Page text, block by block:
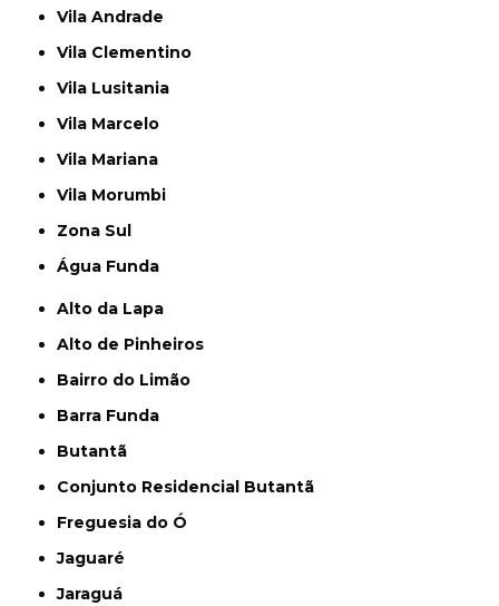
Vila Andrade
Vila Clementino
Vila Lusitania
Vila Marcelo
Vila Mariana
Vila Morumbi
Zona Sul
Água Funda
Alto da Lapa
Alto de Pinheiros
Bairro do Limão
Barra Funda
Butantã
Conjunto Residencial Butantã
Freguesia do Ó
Jaguaré
Jaraguá